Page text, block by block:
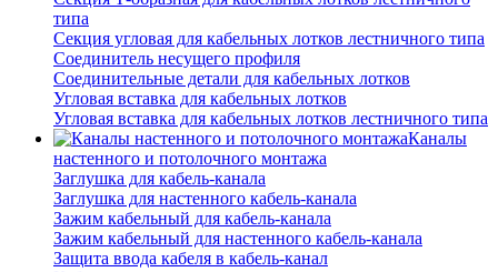
типа
Секция угловая для кабельных лотков лестничного типа
Соединитель несущего профиля
Соединительные детали для кабельных лотков
Угловая вставка для кабельных лотков
Угловая вставка для кабельных лотков лестничного типа
Каналы
настенного и потолочного монтажа
Заглушка для кабель-канала
Заглушка для настенного кабель-канала
Зажим кабельный для кабель-канала
Зажим кабельный для настенного кабель-канала
Защита ввода кабеля в кабель-канал